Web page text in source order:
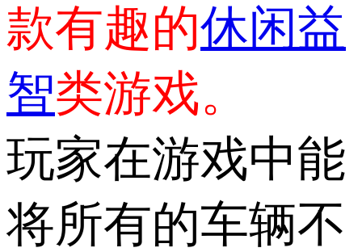
款有趣的休闲益
智类游戏。
玩家在游戏中能
将所有的车辆不